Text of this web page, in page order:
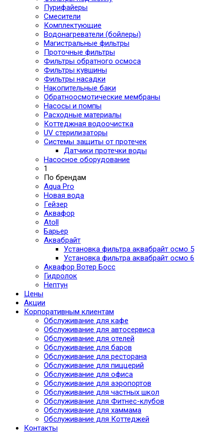
Пурифайеры
Смесители
Комплектующие
Водонагреватели (бойлеры)
Магистральные фильтры
Проточные фильтры
Фильтры обратного осмоса
Фильтры кувшины
Фильтры насадки
Накопительные баки
Обратноосмотические мембраны
Насосы и помпы
Расходные материалы
Коттеджная водоочистка
UV стерилизаторы
Системы защиты от протечек
Датчики протечки воды
Насосное оборудование
1
По брендам
Aqua Pro
Новая вода
Гейзер
Аквафор
Atoll
Барьер
Аквабрайт
Установка фильтра аквабрайт осмо 5
Установка фильтра аквабрайт осмо 6
Аквафор Вотер Босс
Гидролок
Нептун
Цены
Акции
Корпоративным клиентам
Обслуживание для кафе
Обслуживание для автосервиса
Обслуживание для отелей
Обслуживание для баров
Обслуживание для ресторана
Обслуживание для пиццерий
Обслуживание для офиса
Обслуживание для аэропортов
Обслуживание для частных школ
Обслуживание для Фитнес-клубов
Обслуживание для хаммама
Обслуживание для Коттеджей
Контакты